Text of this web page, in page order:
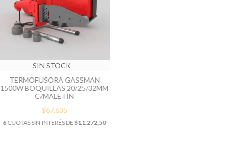
SIN STOCK
TERMOFUSORA GASSMAN
1500W BOQUILLAS 20/25/32MM
C/MALETÍN
$67.635
6CUOTAS SIN INTERÉS DE$11.272,50